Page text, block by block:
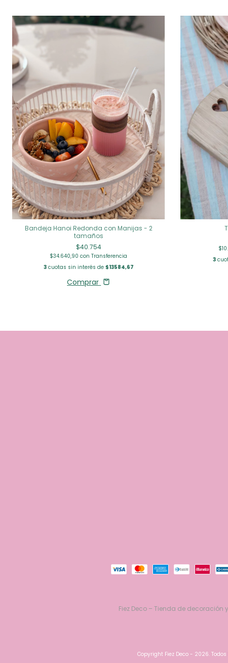
Bandeja Hanoi Redonda con Manijas - 2
tamaños
$40.754
$34.640,90con Transferencia
3cuotas sin interés de $13584,67
Comprar
3
Fiez Deco – Tienda de
Copyright Fiez Deco - 2026.